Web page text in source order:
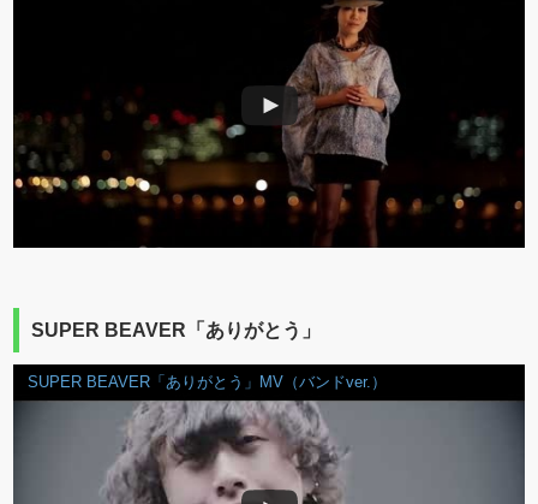
SUPER BEAVER「ありがとう」
SUPER BEAVER「ありがとう」MV（バンドver.）